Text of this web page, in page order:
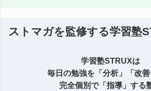
ストマガを監修する学習塾
学習塾STRUXは
毎日の勉強を「分析」「改善
完全個別で「指導」する